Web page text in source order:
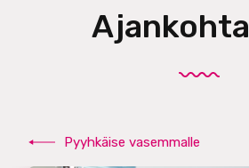
Pyyhkäise vasemmalle